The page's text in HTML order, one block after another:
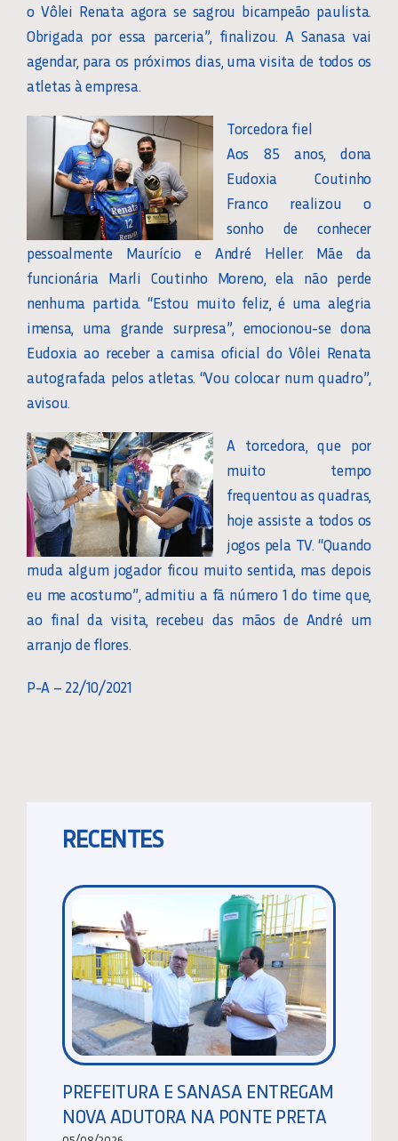
o Vôlei Renata agora se sagrou bicampeão paulista.
Obrigada por essa parceria”, finalizou. A Sanasa vai
agendar, para os próximos dias, uma visita de todos os
atletas à empresa.
Torcedora fiel
Aos 85 anos, dona
Eudoxia Coutinho
Franco realizou o
sonho de conhecer
pessoalmente Maurício e André Heller. Mãe da
funcionária Marli Coutinho Moreno, ela não perde
nenhuma partida. “Estou muito feliz, é uma alegria
imensa, uma grande surpresa”, emocionou-se dona
Eudoxia ao receber a camisa oficial do Vôlei Renata
autografada pelos atletas. “Vou colocar num quadro”,
avisou.
A torcedora, que por
muito tempo
frequentou as quadras,
hoje assiste a todos os
jogos pela TV. “Quando
muda algum jogador ficou muito sentida, mas depois
eu me acostumo”, admitiu a fã número 1 do time que,
ao final da visita, recebeu das mãos de André um
arranjo de flores.
P-A – 22/10/2021
RECENTES
PREFEITURA E SANASA ENTREGAM
NOVA ADUTORA NA PONTE PRETA